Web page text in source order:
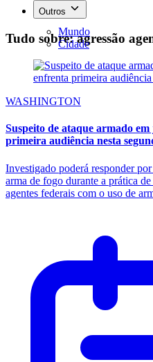
Outros
Mundo
Cidade
Tudo sobre: agressão
WASHINGTON
Suspeito de ataque armado
primeira audiência nesta
Investigado poderá responder
arma de fogo durante a prática
agentes federais com o uso de